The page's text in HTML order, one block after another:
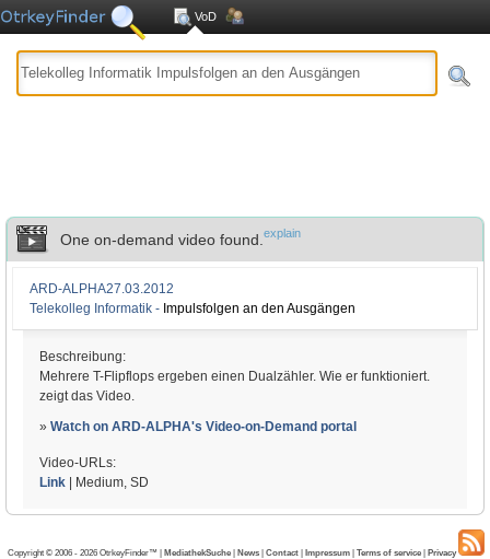
VoD
One on-demand video found. explain
ARD-ALPHA27.03.2012
Telekolleg Informatik - Impulsfolgen an den Ausgängen
Beschreibung:
Mehrere T-Flipflops ergeben einen Dualzähler. Wie er funktioniert.
zeigt das Video.
» Watch on ARD-ALPHA's Video-on-Demand portal
Video-URLs:
Link | Medium, SD
Copyright © 2006 - 2026 OtrkeyFinder™ | MediathekSuche | News | Contact | Impressum | Terms of service | Privacy